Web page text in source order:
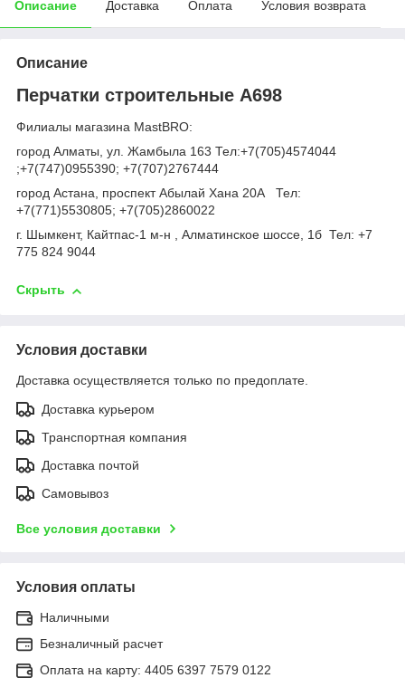
Описание Доставка Оплата Условия возврата
Описание
Перчатки строительные A698
Филиалы магазина MastBRO:
город Алматы, ул. Жамбыла 163 Тел:+7(705)4574044
;+7(747)0955390; +7(707)2767444
город Астана, проспект Абылай Хана 20А Тел:
+7(771)5530805; +7(705)2860022
г. Шымкент, Кайтпас-1 м-н , Алматинское шоссе, 1б Тел: +7
775 824 9044
Скрыть
Условия доставки
Доставка осуществляется только по предоплате.
Доставка курьером
Транспортная компания
Доставка почтой
Самовывоз
Все условия доставки
Условия оплаты
Наличными
Безналичный расчет
Оплата на карту: 4405 6397 7579 0122